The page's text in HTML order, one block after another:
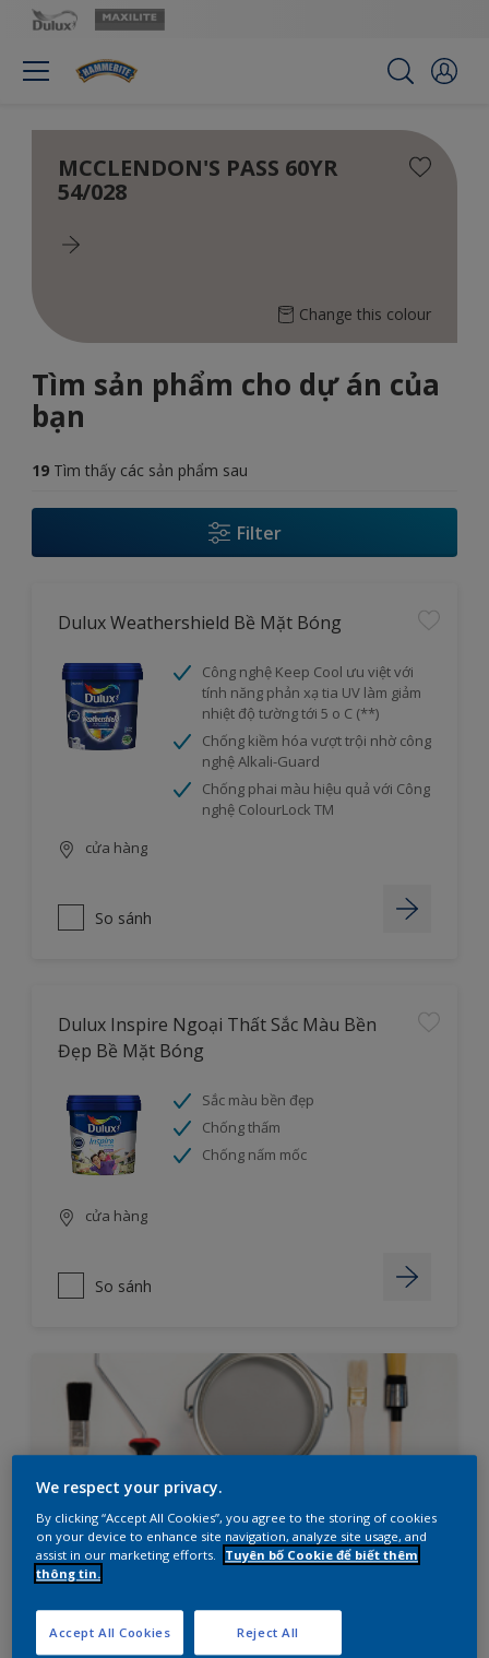
MCCLENDON'S PASS 60YR
54/028
Change this colour
Tìm sản phẩm cho dự án của
bạn
19 Tìm thấy các sản phẩm sau
Filter
Dulux Weathershield Bề Mặt Bóng
Công nghệ Keep Cool ưu việt với
tính năng phản xạ tia UV làm giảm
nhiệt độ tường tới 5 o C (**)
Chống kiềm hóa vượt trội nhờ công
nghệ Alkali-Guard
Chống phai màu hiệu quả với Công
nghệ ColourLock TM
cửa hàng
So sánh
Dulux Inspire Ngoại Thất Sắc Màu Bền
Đẹp Bề Mặt Bóng
Sắc màu bền đẹp
Chống thấm
Chống nấm mốc
cửa hàng
So sánh
Công cụ lập kế hoạch dự án
We respect your privacy.
By clicking “Accept All Cookies”, you agree to the storing of cookies
on your device to enhance site navigation, analyze site usage, and
assist in our marketing efforts.
Tuyên bố Cookie để biết thêm
thông tin.
Reject All
Accept All Cookies